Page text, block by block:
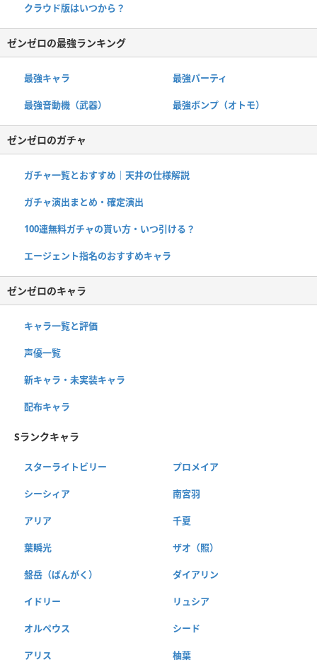
クラウド版はいつから？
ゼンゼロの最強ランキング
最強キャラ 最強パーティ
最強音動機（武器） 最強ボンプ（オトモ）
ゼンゼロのガチャ
ガチャ一覧とおすすめ｜天井の仕様解説
ガチャ演出まとめ・確定演出
100連無料ガチャの貰い方・いつ引ける？
エージェント指名のおすすめキャラ
ゼンゼロのキャラ
キャラ一覧と評価
声優一覧
新キャラ・未実装キャラ
配布キャラ
Sランクキャラ
スターライトビリー プロメイア
シーシィア 南宮羽
アリア 千夏
葉瞬光 ザオ（照）
盤岳（ばんがく） ダイアリン
イドリー リュシア
オルペウス シード
アリス 柚葉